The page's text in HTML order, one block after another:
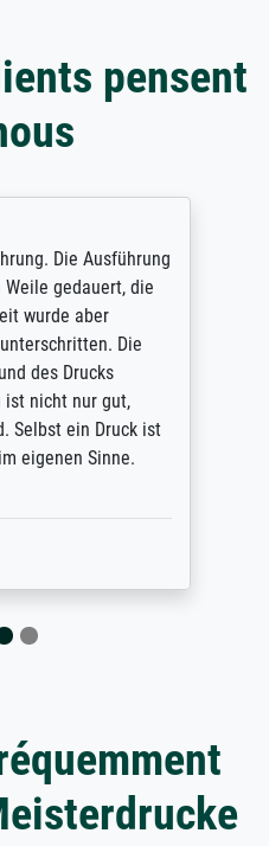
pensent
Die Ausführung
gedauert, die
wurde aber
Die
des Drucks
ist nicht nur gut,
Selbst ein Druck ist
eigenen Sinne.